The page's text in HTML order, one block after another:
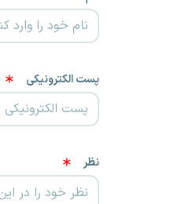
پست الکترونیکی
نظر